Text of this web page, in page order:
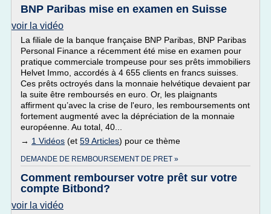
BNP Paribas mise en examen en Suisse
voir la vidéo
La filiale de la banque française BNP Paribas, BNP Paribas
Personal Finance a récemment été mise en examen pour
pratique commerciale trompeuse pour ses prêts immobiliers
Helvet Immo, accordés à 4 655 clients en francs suisses.
Ces prêts octroyés dans la monnaie helvétique devaient par
la suite être remboursés en euro. Or, les plaignants
affirment qu’avec la crise de l'euro, les remboursements ont
fortement augmenté avec la dépréciation de la monnaie
européenne. Au total, 40...
→ 1 Vidéos (et 59 Articles) pour ce thème
DEMANDE DE REMBOURSEMENT DE PRET »
Comment rembourser votre prêt sur votre
compte Bitbond?
voir la vidéo